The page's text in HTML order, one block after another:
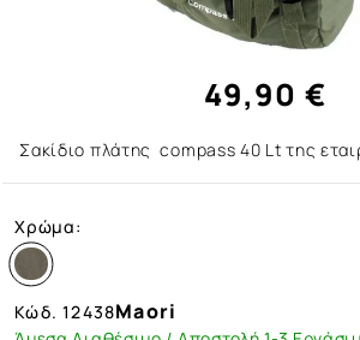
49,90 €
Σακίδιο πλάτης compass 40 Lt της
Χρώμα:
Κώδ.12438Maori